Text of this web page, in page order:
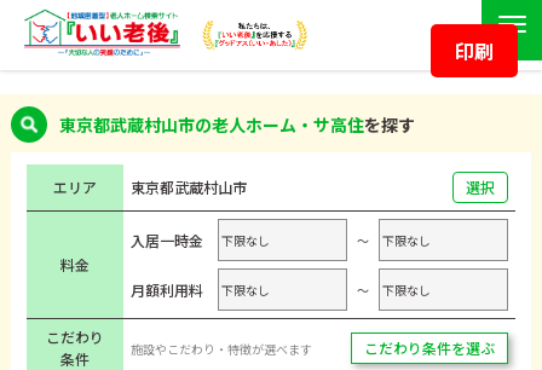
東京都武蔵村山市の老人ホーム・サ高住を探す
エリア 東京都武蔵村山市 選択
料金
入居一時金 ～
月額利用料 ～
こだわり
条件
施設やこだわり・特徴が選べます こだわり条件を選ぶ
印刷